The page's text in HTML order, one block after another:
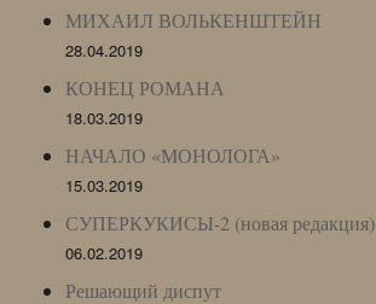
МИХАИЛ ВОЛЬКЕНШТЕЙН
28.04.2019
КОНЕЦ РОМАНА
18.03.2019
НАЧАЛО «МОНОЛОГА»
15.03.2019
СУПЕРКУКИСЫ-2 (новая редакция)
06.02.2019
Решающий диспут